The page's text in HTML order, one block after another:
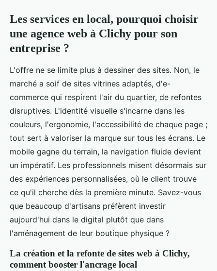
Les services en local, pourquoi choisir
une agence web à Clichy pour son
entreprise ?
L'offre ne se limite plus à dessiner des sites. Non, le
marché a soif de sites vitrines adaptés, d'e-
commerce qui respirent l'air du quartier, de refontes
disruptives. L'identité visuelle s'incarne dans les
couleurs, l'ergonomie, l'accessibilité de chaque page ;
tout sert à valoriser la marque sur tous les écrans. Le
mobile gagne du terrain, la navigation fluide devient
un impératif. Les professionnels misent désormais sur
des expériences personnalisées, où le client trouve
ce qu'il cherche dès la première minute. Savez-vous
que beaucoup d'artisans préfèrent investir
aujourd'hui dans le digital plutôt que dans
l'aménagement de leur boutique physique ?
La création et la refonte de sites web à Clichy,
comment booster l'ancrage local